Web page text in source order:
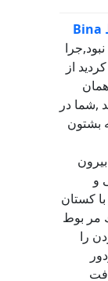
Bina
از
,شما در
بشتون
و
كستان
مر بوط
را